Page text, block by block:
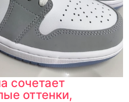
сочетает
оттенки,